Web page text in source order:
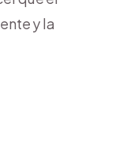
y la